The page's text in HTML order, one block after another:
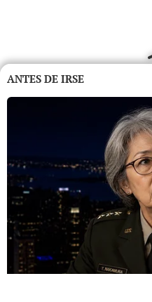
ANTES DE IRSE